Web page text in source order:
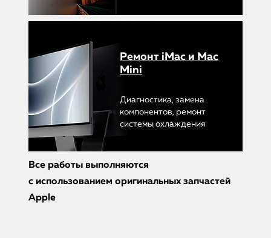
Ремонт iMac и Mac
Mini
Диагностика, замена
компонентов, ремонт
системы охлаждения
Все работы выполняются
с использованием оригинальных запчастей
Apple